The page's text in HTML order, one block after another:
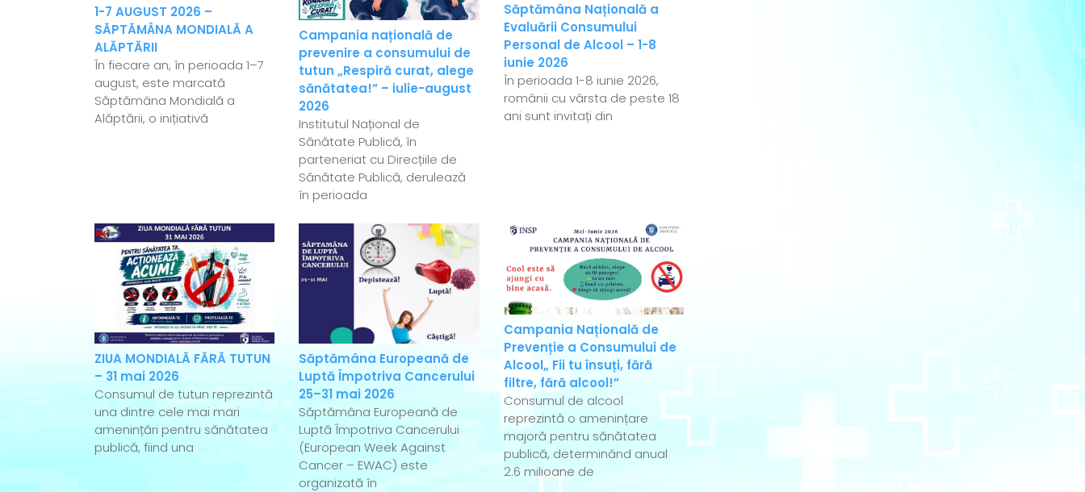
1-7 AUGUST 2026 –
SĂPTĂMÂNA MONDIALĂ A
ALĂPTĂRII
În fiecare an, în perioada 1–7
august, este marcată
Săptămâna Mondială a
Alăptării, o inițiativă
Campania națională de
prevenire a consumului de
tutun „Respiră curat, alege
sănătatea!” – iulie-august
2026
Institutul Național de
Sănătate Publică, în
parteneriat cu Direcțiile de
Sănătate Publică, derulează
în perioada
Săptămâna Națională a
Evaluării Consumului
Personal de Alcool – 1-8
iunie 2026
În perioada 1-8 iunie 2026,
românii cu vârsta de peste 18
ani sunt invitați din
ZIUA MONDIALĂ FĂRĂ TUTUN
– 31 mai 2026
Consumul de tutun reprezintă
una dintre cele mai mari
amenințări pentru sănătatea
publică, fiind una
Săptămâna Europeană de
Luptă Împotriva Cancerului
25–31 mai 2026
Săptămâna Europeană de
Luptă Împotriva Cancerului
(European Week Against
Cancer – EWAC) este
organizată în
Campania Națională de
Prevenție a Consumului de
Alcool„ Fii tu însuți, fără
filtre, fără alcool!”
Consumul de alcool
reprezintă o amenințare
majoră pentru sănătatea
publică, determinând anual
2.6 milioane de